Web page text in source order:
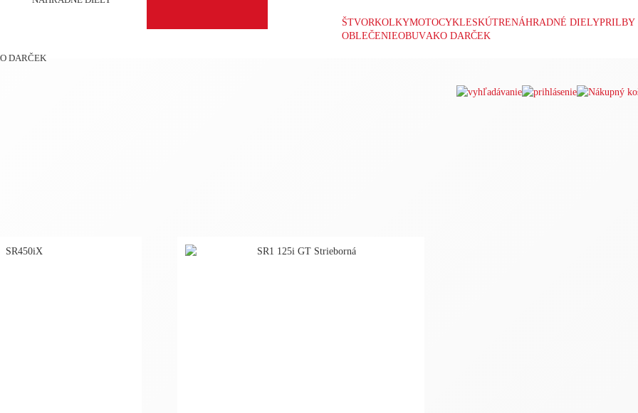
DARČEK
ŠTVORKOLKYMOTOCYKLESKÚTRENÁHRADNÉ DIELYPRILBY
OBLEČENIEOBUVAKO DARČEK